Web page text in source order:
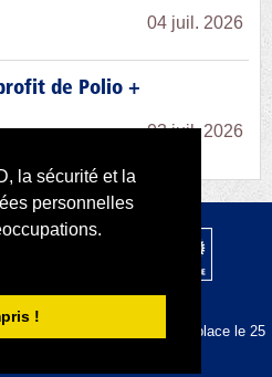
la sécurité et la
personnelles
!
04 juil. 2026
de Polio +
03 juil. 2026
|
|
au RGPD depuis sa mise en place le 25